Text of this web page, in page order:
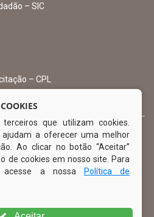
– SICque utilizam cookies.
ajudam a oferecer uma melhor
Ao clicar no botão “Aceitar”
de cookies em nosso site. Para
acesse a nossa
Política de